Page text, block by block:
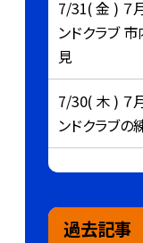
7/31( 金 ) ７
ンドクラブ
見
7/30( 木 ) ７
ンドクラブ
過去記事